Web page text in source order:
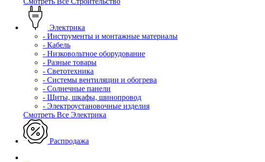
Электрика
- Инструменты и монтажные материалы
- Кабель
- Низковольтное оборудование
- Разные товары
- Светотехника
- Системы вентиляции и обогрева
- Солнечные панели
- Щиты, шкафы, шинопровод
- Электроустановочные изделия
Смотреть Все Электрика
Распродажа